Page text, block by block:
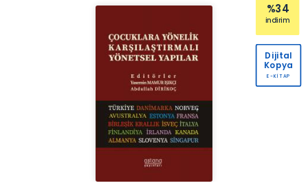
%34
indirim
Dijital
Kopya
E-KİTAP